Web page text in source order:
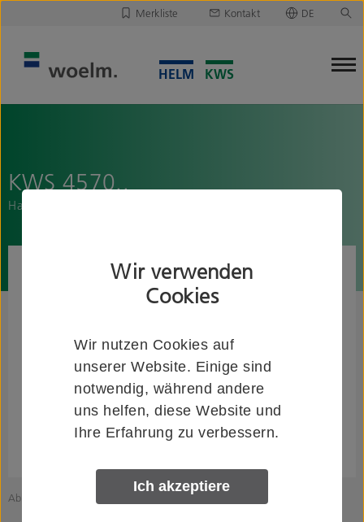
Wir verwenden
Cookies
Wir nutzen Cookies auf
unserer Website. Einige sind
notwendig, während andere
uns helfen, diese Website und
Ihre Erfahrung zu verbessern.
Ich akzeptiere
Merkliste Kontakt DE
KWS 4570..
Handlaufstütze mit gewölbter oder flacher Auflage
Abbildung zeigt KWS 4570.82.00000